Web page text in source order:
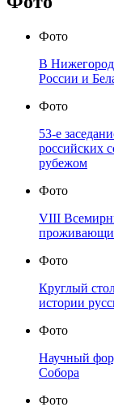
Фото
В
России и
Фото
53-е
российских
рубежом
Фото
VIII
Фото
Круглый
истории
Фото
Научный
Собора
Фото